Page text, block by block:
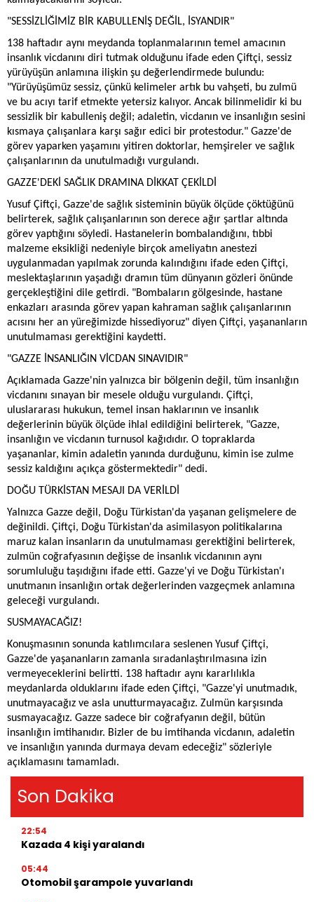
"SESSİZLİĞİMİZ BİR KABULLENİŞ DEĞİL, İSYANDIR"
138 haftadır aynı meydanda toplanmalarının temel amacının
insanlık vicdanını diri tutmak olduğunu ifade eden Çiftçi, sessiz
yürüyüşün anlamına ilişkin şu değerlendirmede bulundu:
"Yürüyüşümüz sessiz, çünkü kelimeler artık bu vahşeti, bu zulmü
ve bu acıyı tarif etmekte yetersiz kalıyor. Ancak bilinmelidir ki bu
sessizlik bir kabulleniş değil; adaletin, vicdanın ve insanlığın sesini
kısmaya çalışanlara karşı sağır edici bir protestodur." Gazze'de
görev yaparken yaşamını yitiren doktorlar, hemşireler ve sağlık
çalışanlarının da unutulmadığı vurgulandı.
GAZZE'DEKİ SAĞLIK DRAMINA DİKKAT ÇEKİLDİ
Yusuf Çiftçi, Gazze'de sağlık sisteminin büyük ölçüde çöktüğünü
belirterek, sağlık çalışanlarının son derece ağır şartlar altında
görev yaptığını söyledi. Hastanelerin bombalandığını, tıbbi
malzeme eksikliği nedeniyle birçok ameliyatın anestezi
uygulanmadan yapılmak zorunda kalındığını ifade eden Çiftçi,
meslektaşlarının yaşadığı dramın tüm dünyanın gözleri önünde
gerçekleştiğini dile getirdi. "Bombaların gölgesinde, hastane
enkazları arasında görev yapan kahraman sağlık çalışanlarının
acısını her an yüreğimizde hissediyoruz" diyen Çiftçi, yaşananların
unutulmaması gerektiğini kaydetti.
"GAZZE İNSANLIĞIN VİCDAN SINAVIDIR"
Açıklamada Gazze'nin yalnızca bir bölgenin değil, tüm insanlığın
vicdanını sınayan bir mesele olduğu vurgulandı. Çiftçi,
uluslararası hukukun, temel insan haklarının ve insanlık
değerlerinin büyük ölçüde ihlal edildiğini belirterek, "Gazze,
insanlığın ve vicdanın turnusol kağıdıdır. O topraklarda
yaşananlar, kimin adaletin yanında durduğunu, kimin ise zulme
sessiz kaldığını açıkça göstermektedir" dedi.
DOĞU TÜRKİSTAN MESAJI DA VERİLDİ
Yalnızca Gazze değil, Doğu Türkistan'da yaşanan gelişmelere de
değinildi. Çiftçi, Doğu Türkistan'da asimilasyon politikalarına
maruz kalan insanların da unutulmaması gerektiğini belirterek,
zulmün coğrafyasının değişse de insanlık vicdanının aynı
sorumluluğu taşıdığını ifade etti. Gazze'yi ve Doğu Türkistan'ı
unutmanın insanlığın ortak değerlerinden vazgeçmek anlamına
geleceği vurgulandı.
SUSMAYACAĞIZ!
Konuşmasının sonunda katılımcılara seslenen Yusuf Çiftçi,
Gazze'de yaşananların zamanla sıradanlaştırılmasına izin
vermeyeceklerini belirtti. 138 haftadır aynı kararlılıkla
meydanlarda olduklarını ifade eden Çiftçi, "Gazze'yi unutmadık,
unutmayacağız ve asla unutturmayacağız. Zulmün karşısında
susmayacağız. Gazze sadece bir coğrafyanın değil, bütün
insanlığın imtihanıdır. Bizler de bu imtihanda vicdanın, adaletin
ve insanlığın yanında durmaya devam edeceğiz" sözleriyle
açıklamasını tamamladı.
Son Dakika
22:54
Kazada 4 kişi yaralandı
05:44
Otomobil şarampole yuvarlandı